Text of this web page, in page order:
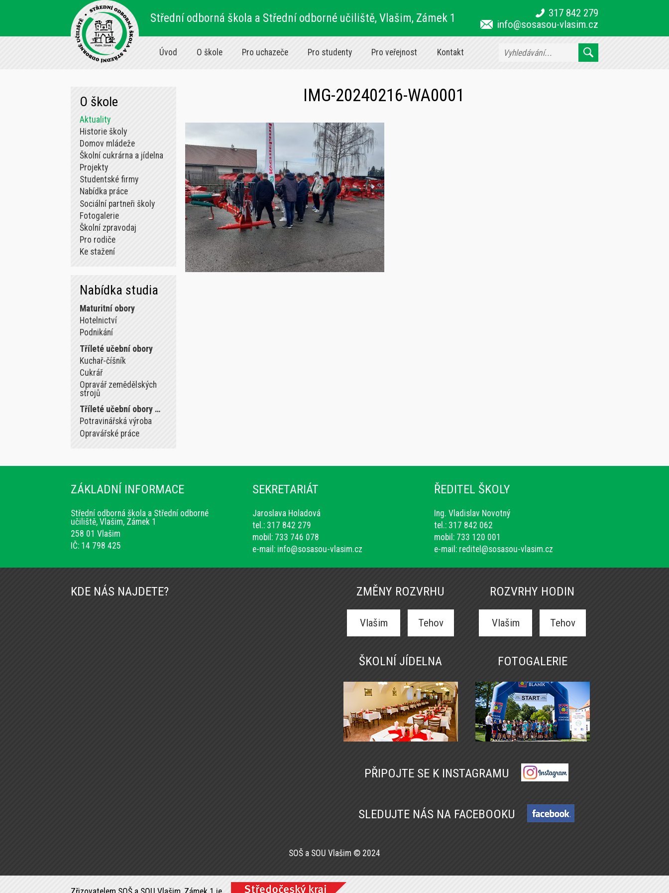
Střední odborná škola a Střední odborné učiliště, Vlašim, Zámek 1
317 842 279
info@sosasou-vlasim.cz
Úvod O škole Pro uchazeče Pro studenty Pro veřejnost Kontakt
O škole
Aktuality
Historie školy
Domov mládeže
Školní cukrárna a jídelna
Projekty
Studentské firmy
Nabídka práce
Sociální partneři školy
Fotogalerie
Školní zpravodaj
Pro rodiče
Ke stažení
Nabídka studia
Maturitní obory
Hotelnictví
Podnikání
Tříleté učební obory
Kuchař-číšník
Cukrář
Opravář zemědělských
strojů
Tříleté učební obory …
Potravinářská výroba
Opravářské práce
IMG-20240216-WA0001
ZÁKLADNÍ INFORMACE
Střední odborná škola a Střední odborné
učiliště, Vlašim, Zámek 1
258 01 Vlašim
IČ: 14 798 425
SEKRETARIÁT
Jaroslava Holadová
tel.: 317 842 279
mobil: 733 746 078
e-mail: info@sosasou-vlasim.cz
ŘEDITEL ŠKOLY
Ing. Vladislav Novotný
tel.: 317 842 062
mobil: 733 120 001
e-mail: reditel@sosasou-vlasim.cz
KDE NÁS NAJDETE? ZMĚNY ROZVRHU
Vlašim Tehov
ROZVRHY HODIN
Vlašim Tehov
ŠKOLNÍ JÍDELNA FOTOGALERIE
PŘIPOJTE SE K INSTAGRAMU
SLEDUJTE NÁS NA FACEBOOKU
SOŠ a SOU Vlašim © 2024